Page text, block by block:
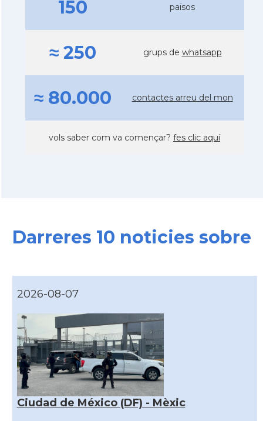
150 països
≈ 250 grups de whatsapp
≈ 80.000 contactes arreu del mon
vols saber com va començar? fes clic aquí
Darreres 10 noticies sobre
2026-08-07
Ciudad de México (DF) - Mèxic